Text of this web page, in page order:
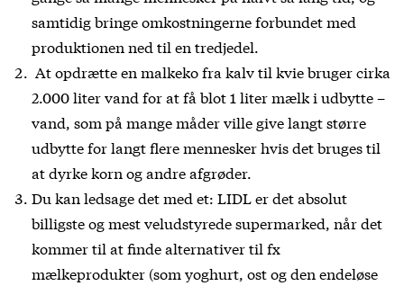
samtidig bringe omkostningerne forbundet med
produktionen ned til en tredjedel.
At opdrætte en malkeko fra kalv til kvie bruger cirka
2.000 liter vand for at få blot 1 liter mælk i udbytte –
vand, som på mange måder ville give langt større
udbytte for langt flere mennesker hvis det bruges til
at dyrke korn og andre afgrøder.
Du kan ledsage det med et: LIDL er det absolut
billigste og mest veludstyrede supermarked, når det
kommer til at finde alternativer til fx
mælkeprodukter (som yoghurt, ost og den endeløse